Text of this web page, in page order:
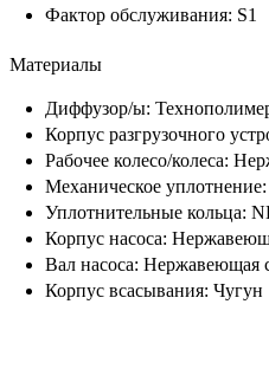
Фактор обслуживания: S1
Материалы
Диффузор/ы:
Корпус разгрузочного
Рабочее колесо/колеса:
Механическое уплотнение:
Уплотнительные кольца:
Корпус насоса:
Вал насоса: Нержавеющая
Корпус всасывания: Чугун